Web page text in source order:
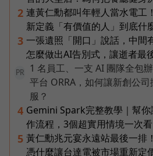
2 連黃仁勳都叫年輕人當水電工
新定義「有價值的人」到底什
3 一張遺照「開口」說話，中間
怎麼做出AI告別式，讓逝者最
PR
1 名員工、一支 AI 團隊全包
平台 ORRA，如何讓新創公
服？
4 Gemini Spark完整教學｜幫
作流程，3個超實用情境一次看
5 黃仁勳兆元宴永遠站最後一排
憑什麼讓台達電被市場重新定